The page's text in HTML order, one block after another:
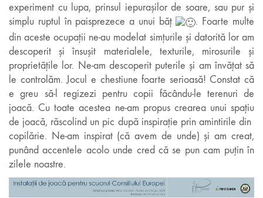
experiment cu lupa, prinsul iepurașilor de soare, sau pur și
simplu ruptul în paisprezece a unui băț
. Foarte multe
din aceste ocupații ne-au modelat simțurile și datorită lor am
descoperit și însușit materialele, texturile, mirosurile și
proprietățile lor. Ne-am descoperit puterile și am învățat să
le controlăm. Jocul e chestiune foarte serioasă! Constat că
e greu să-l regizezi pentru copii făcându-le terenuri de
joacă. Cu toate acestea ne-am propus crearea unui spațiu
de joacă, răscolind un pic după inspirație prin amintirile din
copilărie. Ne-am inspirat (că avem de unde) și am creat,
punând accentele acolo unde cred că se pun cam puțin în
zilele noastre.